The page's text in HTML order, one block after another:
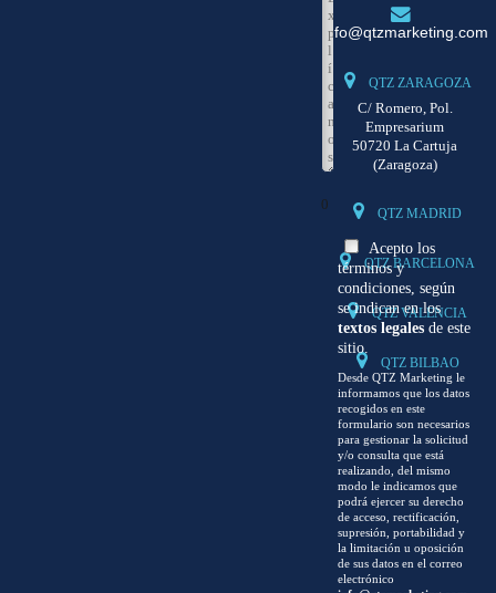
0
Acepto los
términos y
condiciones, según
se indican en los
textos legales de este
sitio.
Desde QTZ Marketing le
informamos que los datos
recogidos en este
formulario son necesarios
para gestionar la solicitud
y/o consulta que está
realizando, del mismo
modo le indicamos que
podrá ejercer su derecho
de acceso, rectificación,
supresión, portabilidad y
la limitación u oposición
de sus datos en el correo
electrónico
info@qtzmarketing.com
QTZ ZARAGOZA
C/ Romero, Pol.
Empresarium
50720 La Cartuja
(Zaragoza)
QTZ MADRID
QTZ BARCELONA
QTZ VALENCIA
QTZ BILBAO